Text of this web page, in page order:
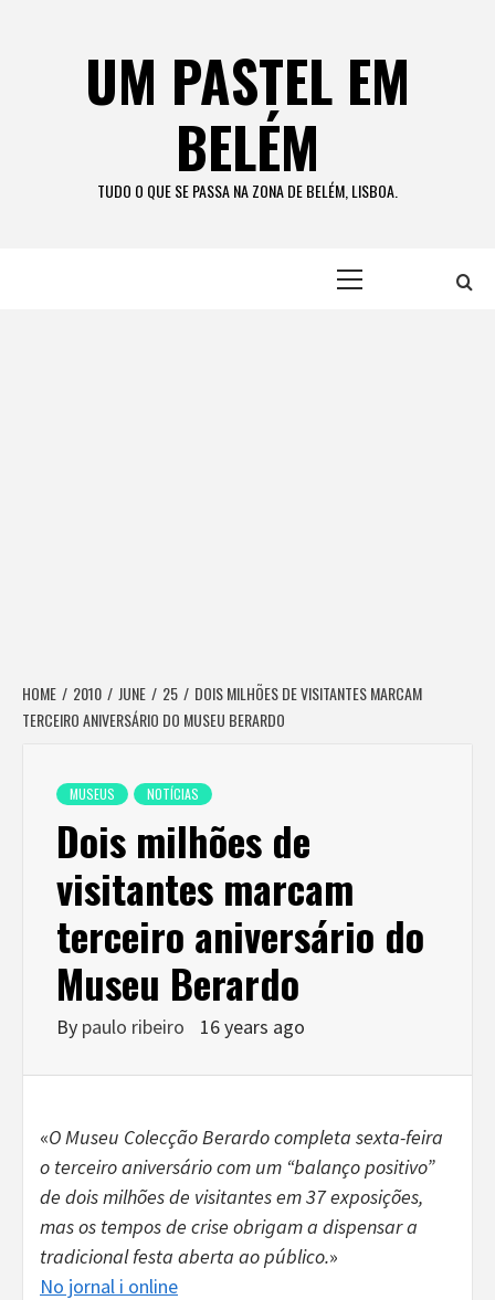
UM PASTEL EM
BELÉM
TUDO O QUE SE PASSA NA ZONA DE BELÉM, LISBOA.
HOME 2010 JUNE 25
DOIS MILHÕES DE VISITANTES MARCAM
TERCEIRO ANIVERSÁRIO DO MUSEU BERARDO
MUSEUS NOTÍCIAS
Dois milhões de
visitantes marcam
terceiro aniversário do
Museu Berardo
By paulo ribeiro 16 years ago
«O Museu Colecção Berardo completa sexta-feira
o terceiro aniversário com um “balanço positivo”
de dois milhões de visitantes em 37 exposições,
mas os tempos de crise obrigam a dispensar a
tradicional festa aberta ao público.»
No jornal i online